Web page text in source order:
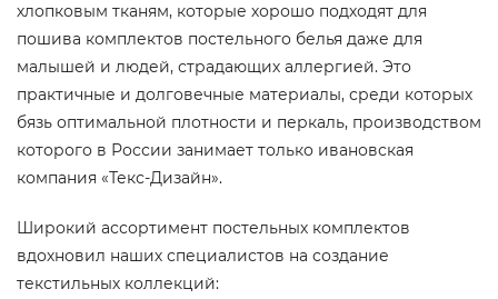
хлопковым тканям, которые хорошо подходят для
пошива комплектов постельного белья даже для
малышей и людей, страдающих аллергией. Это
практичные и долговечные материалы, среди которых
бязь оптимальной плотности и перкаль, производством
которого в России занимает только ивановская
компания «Текс-Дизайн».
Широкий ассортимент постельных комплектов
вдохновил наших специалистов на создание
текстильных коллекций: